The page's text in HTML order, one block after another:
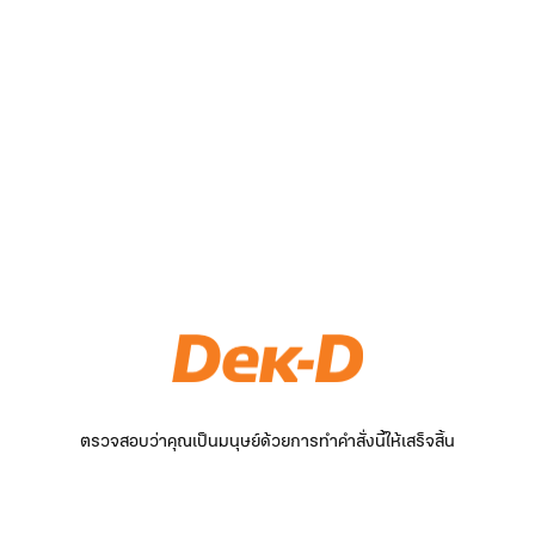
ตรวจสอบว่าคุณเป็นมนุษย์ด้วยการทำคำสั่งนี้ให้เสร็จสิ้น